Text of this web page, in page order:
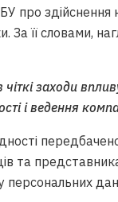
про
За її словами,
заходи
і ведення
та
персональних